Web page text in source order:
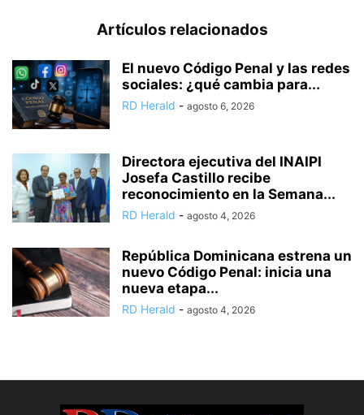
Artículos relacionados
El nuevo Código Penal y las redes
sociales: ¿qué cambia para...
RD Herald - agosto 6, 2026
Directora ejecutiva del INAIPI
Josefa Castillo recibe
reconocimiento en la Semana...
RD Herald - agosto 4, 2026
República Dominicana estrena un
nuevo Código Penal: inicia una
nueva etapa...
RD Herald - agosto 4, 2026